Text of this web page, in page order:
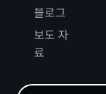
블로그
보도 자
료